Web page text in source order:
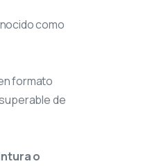
como
formato
de
o